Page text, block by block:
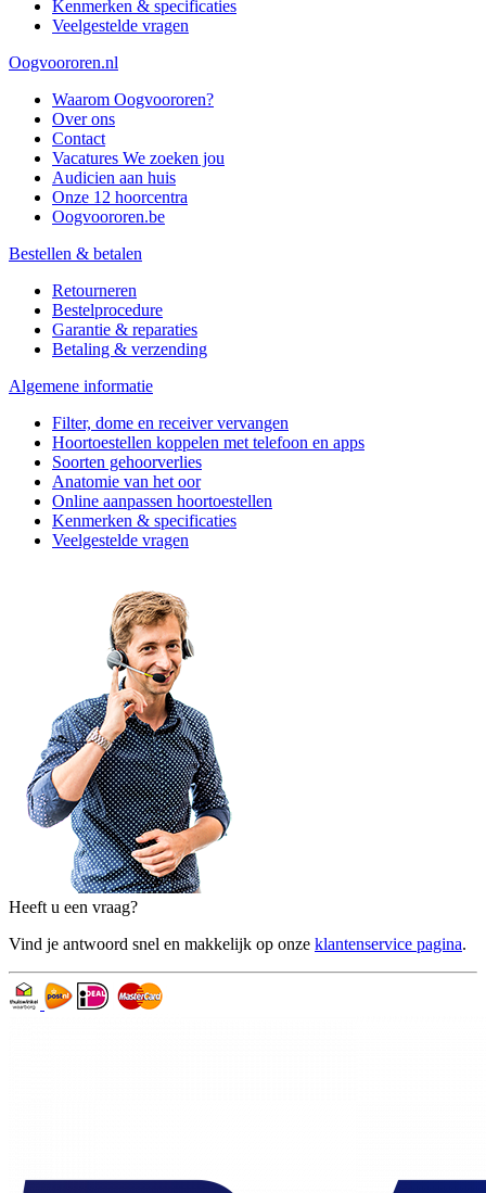
Kenmerken & specificaties
Veelgestelde vragen
Oogvoororen.nl
Waarom Oogvoororen?
Over ons
Contact
Vacatures We zoeken jou
Audicien aan huis
Onze 12 hoorcentra
Oogvoororen.be
Bestellen & betalen
Retourneren
Bestelprocedure
Garantie & reparaties
Betaling & verzending
Algemene informatie
Filter, dome en receiver vervangen
Hoortoestellen koppelen met telefoon en apps
Soorten gehoorverlies
Anatomie van het oor
Online aanpassen hoortoestellen
Kenmerken & specificaties
Veelgestelde vragen
Heeft u een vraag?
Vind je antwoord snel en makkelijk op onze klantenservice pagina.